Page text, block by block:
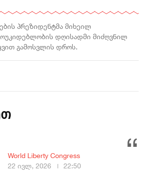
პრეზიდენტმა მიხეილ
დღისადმი მიძღვნილ
გამოსვლის დროს.
World Liberty Congress
22 ივლ, 2026
22:50